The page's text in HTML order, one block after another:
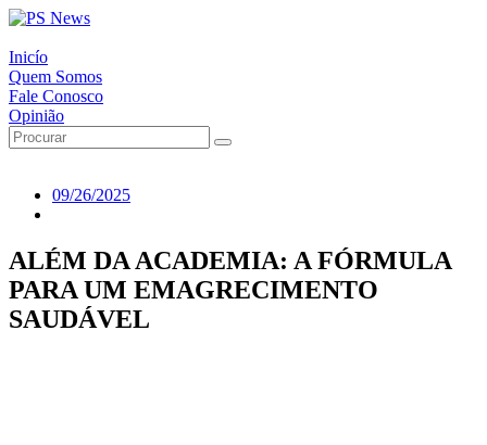
Inicío
Quem Somos
Fale Conosco
Opinião
09/26/2025
ALÉM DA ACADEMIA: A FÓRMULA
PARA UM EMAGRECIMENTO
SAUDÁVEL